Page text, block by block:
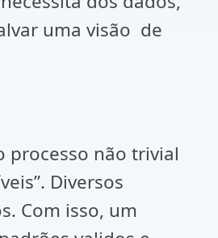
uma visão de
processo não trivial
Diversos
Com isso, um